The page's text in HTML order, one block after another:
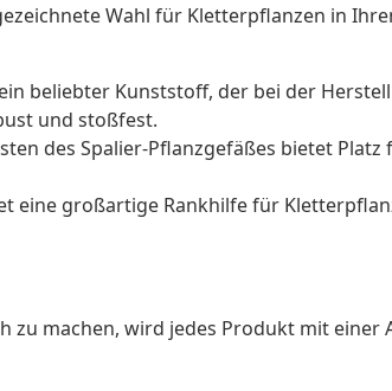
Wahl für Kletterpflanzen in
beliebter Kunststoff, der bei der
und stoßfest.
des Spalier-Pflanzgefäßes bietet Platz
eine großartige Rankhilfe für
zu machen, wird jedes Produkt mit einer